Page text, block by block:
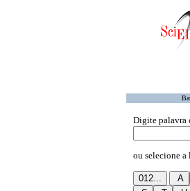
Digite
ou selecione